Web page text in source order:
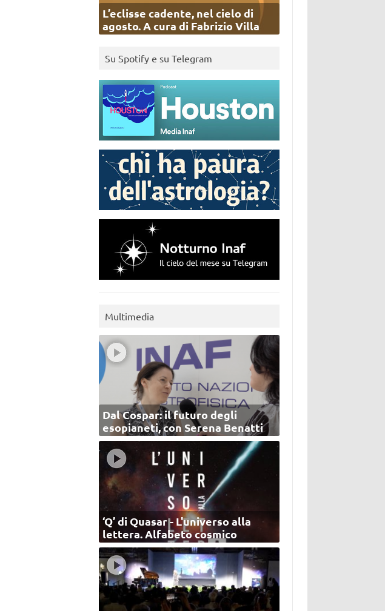
L’eclisse cadente, nel cielo di
agosto. A cura di Fabrizio Villa
Su Spotify e su Telegram
Multimedia
Dal Cospar: il futuro degli
esopianeti, con Serena Benatti
‘Q’ di Quasar - L'universo alla
lettera. Alfabeto cosmico